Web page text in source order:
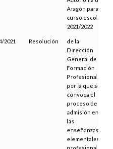
Aragón para el
curso escolar
2021/2022
2021 Resolución
de la
Dirección
General de
Formación
Profesional,
por la que se
convoca el
proceso de
admisión en
las
enseñanzas
elementales y